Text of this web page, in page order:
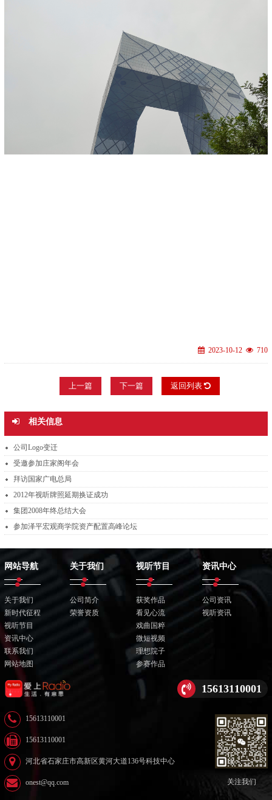
2023-10-12 710
上一篇 下一篇 返回列表
相关信息
公司Logo变迁
受邀参加庄家阁年会
拜访国家广电总局
2012年视听牌照延期换证成功
集团2008年终总结大会
参加泽平宏观商学院资产配置高峰论坛
网站导航
关于我们
新时代征程
视听节目
资讯中心
联系我们
网站地图
关于我们
公司简介
荣誉资质
视听节目
获奖作品
看见心流
戏曲国粹
微短视频
理想院子
参赛作品
资讯中心
公司资讯
视听资讯
15613110001
15613110001
15613110001
河北省石家庄市高新区黄河大道136号科技中心
onest@qq.com 关注我们